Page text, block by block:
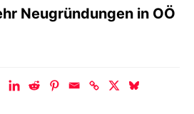
Neugründungen in OÖ